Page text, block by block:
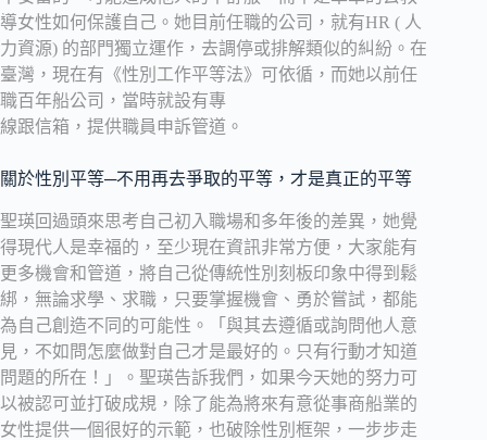
導女性如何保護自己。她目前任職的公司，就有HR ( 人
力資源) 的部門獨立運作，去調停或排解類似的糾紛。在
臺灣，現在有《性別工作平等法》可依循，而她以前任
職百年船公司，當時就設有專
線跟信箱，提供職員申訴管道。
關於性別平等─不用再去爭取的平等，才是真正的平等
聖瑛回過頭來思考自己初入職場和多年後的差異，她覺
得現代人是幸福的，至少現在資訊非常方便，大家能有
更多機會和管道，將自己從傳統性別刻板印象中得到鬆
綁，無論求學、求職，只要掌握機會、勇於嘗試，都能
為自己創造不同的可能性。「與其去遵循或詢問他人意
見，不如問怎麼做對自己才是最好的。只有行動才知道
問題的所在！」。聖瑛告訴我們，如果今天她的努力可
以被認可並打破成規，除了能為將來有意從事商船業的
女性提供一個很好的示範，也破除性別框架，一步步走